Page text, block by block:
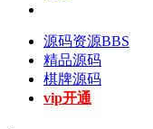
源码资源BBS
精品源码
棋牌源码
vip开通